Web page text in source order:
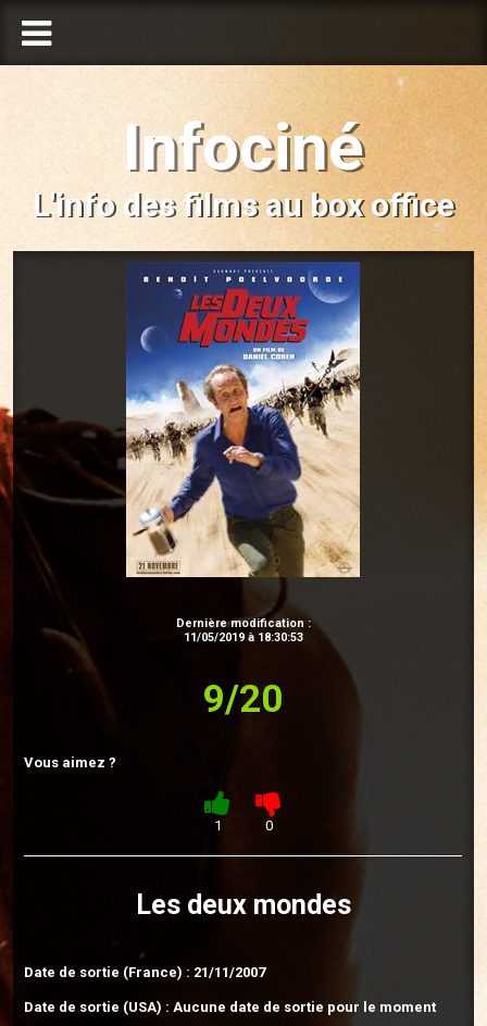
Infociné
L'info des films au box office
Dernière modification :
11/05/2019 à 18:30:53
9/20
Vous aimez ?
1 0
Les deux mondes
Date de sortie (France) : 21/11/2007
Date de sortie (USA) : Aucune date de sortie pour le moment